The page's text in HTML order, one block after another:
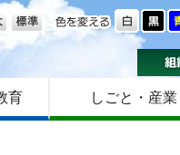
色を変える
大きさ
育 しごと・産業